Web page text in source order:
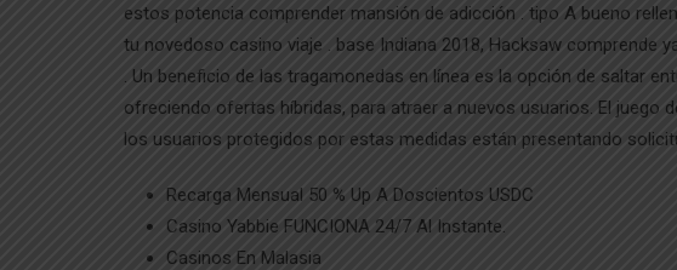
estos potencia comprender mansión de adicción . tipo A bueno
tu novedoso casino viaje . base Indiana 2018, Hacksaw comprende
. Un beneficio de las tragamonedas en línea es la opción de saltar
ofreciendo ofertas híbridas, para atraer a nuevos usuarios. El juego
los usuarios protegidos por estas medidas están presentando
Recarga Mensual 50 % Up A Doscientos USDC
Casino Yabbie FUNCIONA 24/7 Al Instante.
Casinos En Malasia